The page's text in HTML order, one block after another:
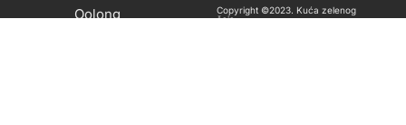
Oolong
Copyright ©2023. Kuća zelenog
čaja